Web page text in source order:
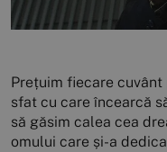
Prețuim fiecare
sfat cu care încearcă
să găsim calea cea
omului care și-a